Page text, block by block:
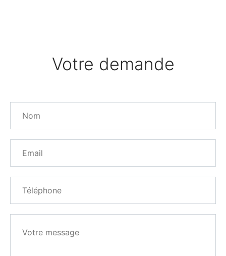
Votre demande